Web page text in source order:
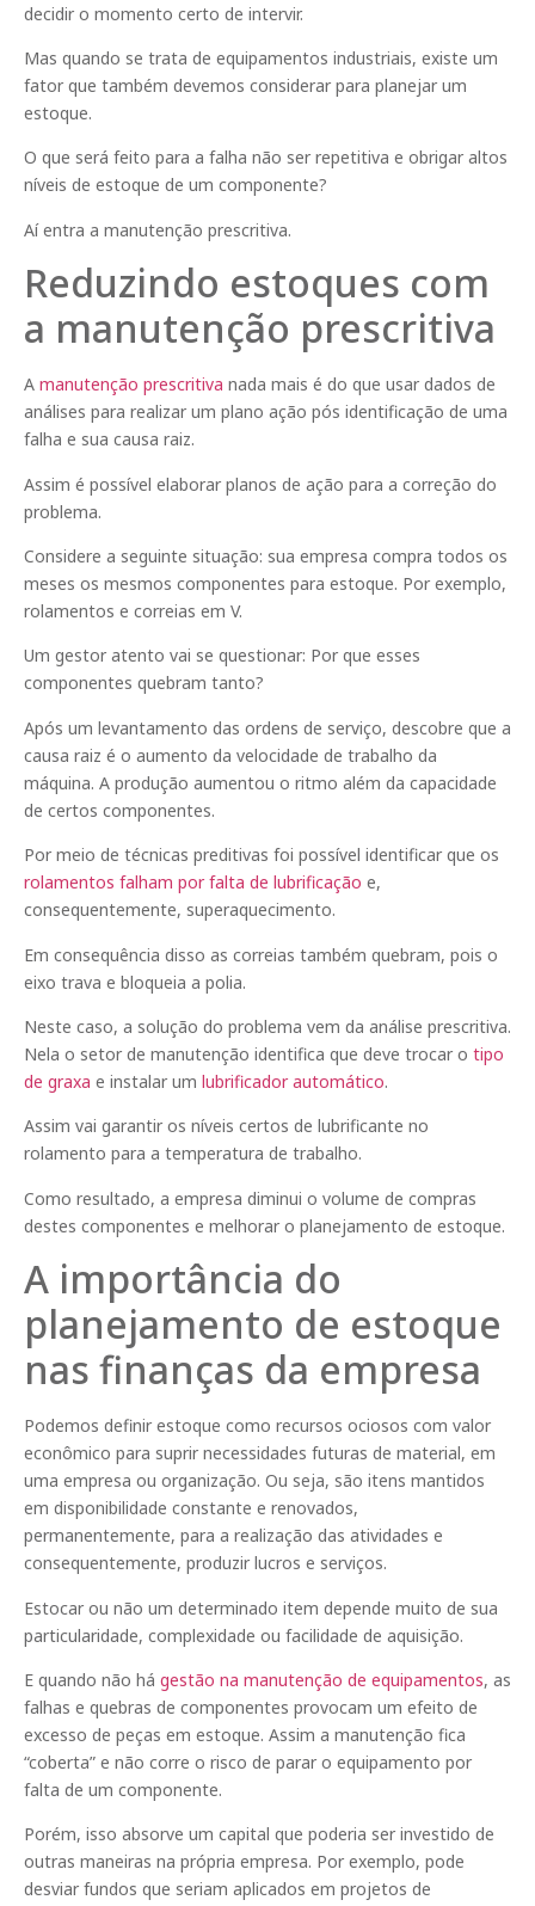
decidir o momento certo de intervir.
Mas quando se trata de equipamentos industriais, existe um
fator que também devemos considerar para planejar um
estoque.
O que será feito para a falha não ser repetitiva e obrigar altos
níveis de estoque de um componente?
Aí entra a manutenção prescritiva.
Reduzindo estoques com
a manutenção prescritiva
A manutenção prescritiva nada mais é do que usar dados de
análises para realizar um plano ação pós identificação de uma
falha e sua causa raiz.
Assim é possível elaborar planos de ação para a correção do
problema.
Considere a seguinte situação: sua empresa compra todos os
meses os mesmos componentes para estoque. Por exemplo,
rolamentos e correias em V.
Um gestor atento vai se questionar: Por que esses
componentes quebram tanto?
Após um levantamento das ordens de serviço, descobre que a
causa raiz é o aumento da velocidade de trabalho da
máquina. A produção aumentou o ritmo além da capacidade
de certos componentes.
Por meio de técnicas preditivas foi possível identificar que os
rolamentos falham por falta de lubrificação e,
consequentemente, superaquecimento.
Em consequência disso as correias também quebram, pois o
eixo trava e bloqueia a polia.
Neste caso, a solução do problema vem da análise prescritiva.
Nela o setor de manutenção identifica que deve trocar o tipo
de graxa e instalar um lubrificador automático.
Assim vai garantir os níveis certos de lubrificante no
rolamento para a temperatura de trabalho.
Como resultado, a empresa diminui o volume de compras
destes componentes e melhorar o planejamento de estoque.
A importância do
planejamento de estoque
nas finanças da empresa
Podemos definir estoque como recursos ociosos com valor
econômico para suprir necessidades futuras de material, em
uma empresa ou organização. Ou seja, são itens mantidos
em disponibilidade constante e renovados,
permanentemente, para a realização das atividades e
consequentemente, produzir lucros e serviços.
Estocar ou não um determinado item depende muito de sua
particularidade, complexidade ou facilidade de aquisição.
E quando não há gestão na manutenção de equipamentos, as
falhas e quebras de componentes provocam um efeito de
excesso de peças em estoque. Assim a manutenção fica
“coberta” e não corre o risco de parar o equipamento por
falta de um componente.
Porém, isso absorve um capital que poderia ser investido de
outras maneiras na própria empresa. Por exemplo, pode
desviar fundos que seriam aplicados em projetos de